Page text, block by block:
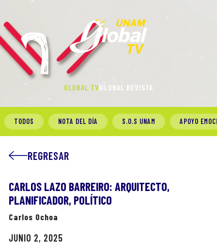
GLOBAL TV GLOBAL REVISTA
TODOS NOTA DEL DÍA S.O.S UNAM APOYO
REGRESAR
CARLOS LAZO BARREIRO: ARQUITECTO,
PLANIFICADOR, POLÍTICO
Carlos Ochoa
JUNIO 2, 2025